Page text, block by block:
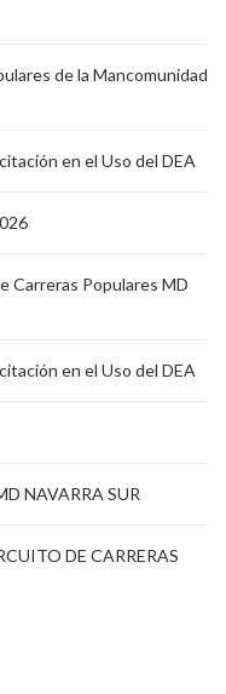
de la Mancomunidad
en el Uso del DEA
Carreras Populares MD
en el Uso del DEA
NAVARRA SUR
DE CARRERAS